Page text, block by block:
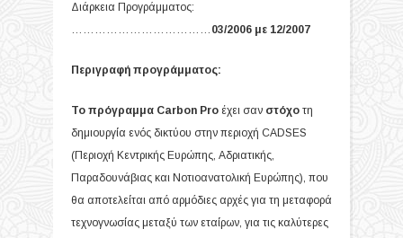
Διάρκεια Προγράμματος:
……………………………… 03/2006 με 12/2007
Περιγραφή προγράμματος:
Το πρόγραμμα Carbon Pro έχει σαν στόχο τη
δημιουργία ενός δικτύου στην περιοχή CADSES
(Περιοχή Κεντρικής Ευρώπης, Αδριατικής,
Παραδουνάβιας και Νοτιοανατολική Ευρώπης), που
θα αποτελείται από αρμόδιες αρχές για τη μεταφορά
τεχνογνωσίας μεταξύ των εταίρων, για τις καλύτερες